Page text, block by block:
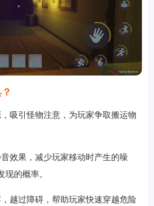
吸引怪物注意，为玩家争取搬运物
效果，减少玩家移动时产生的噪
的概率。
越过障碍，帮助玩家快速穿越危险